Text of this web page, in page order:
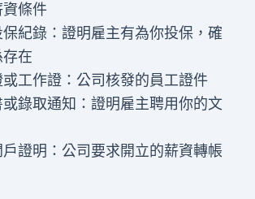
條件
紀錄：證明雇主有為你投保，確
在
或工作證：公司核發的員工證件
錄取通知：證明雇主聘用你的文
證明：公司要求開立的薪資轉帳